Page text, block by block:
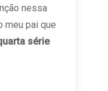
nessa
meu pai que
série